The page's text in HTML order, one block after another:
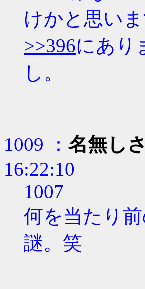
けかと思いま
>>396にあり
し。
1009 ： 名無し
16:22:10
1007
何を当たり
謎。笑